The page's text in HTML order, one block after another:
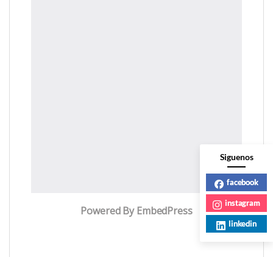
Powered By EmbedPress
Siguenos
facebook
instagram
linkedin